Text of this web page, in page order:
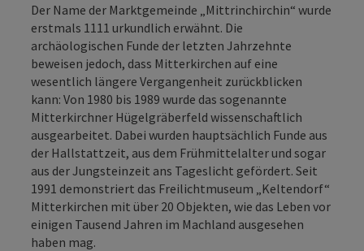
Der Name der Marktgemeinde „Mittrinchirchin“ wurde
erstmals 1111 urkundlich erwähnt. Die
archäologischen Funde der letzten Jahrzehnte
beweisen jedoch, dass Mitterkirchen auf eine
wesentlich längere Vergangenheit zurückblicken
kann: Von 1980 bis 1989 wurde das sogenannte
Mitterkirchner Hügelgräberfeld wissenschaftlich
ausgearbeitet. Dabei wurden hauptsächlich Funde aus
der Hallstattzeit, aus dem Frühmittelalter und sogar
aus der Jungsteinzeit ans Tageslicht gefördert. Seit
1991 demonstriert das Freilichtmuseum „Keltendorf“
Mitterkirchen mit über 20 Objekten, wie das Leben vor
einigen Tausend Jahren im Machland ausgesehen
haben mag.